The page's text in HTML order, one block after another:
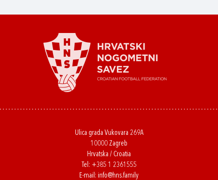
Ulica grada Vukovara 269A
10000 Zagreb
Hrvatska / Croatia
Tel: +385 1 2361555
E-mail: info@hns.family